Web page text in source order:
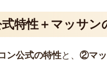
特性＋マッサン
ン公式の特性と、 ②マッ